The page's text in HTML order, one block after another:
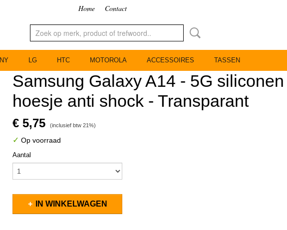
Home Contact
LG HTC MOTOROLA ACCESSOIRES TASSEN
Samsung Galaxy A14 - 5G siliconen
hoesje anti shock - Transparant
€ 5,75 (inclusief btw 21%)
✓ Op voorraad
Aantal
IN WINKELWAGEN